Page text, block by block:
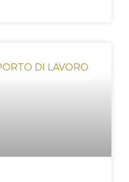
DI LAVORO